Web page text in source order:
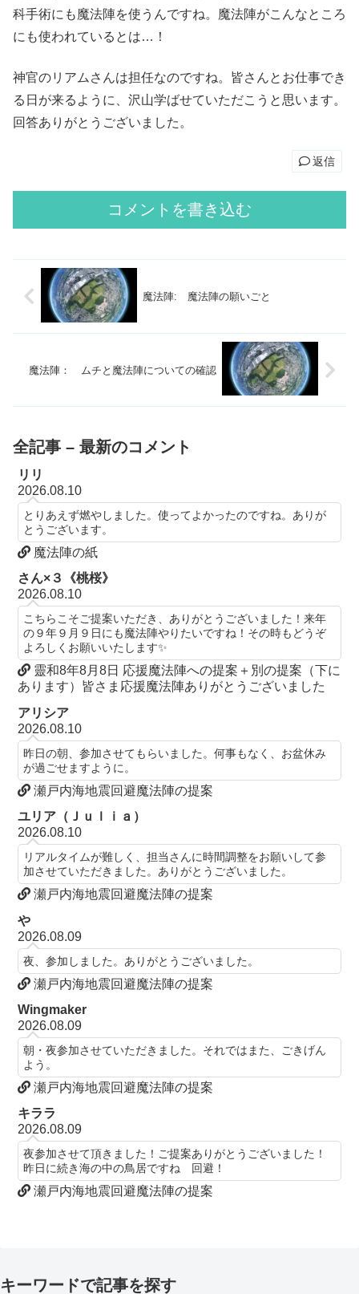
科手術にも魔法陣を使うんですね。魔法陣がこんなところ
にも使われているとは…！
神官のリアムさんは担任なのですね。皆さんとお仕事でき
る日が来るように、沢山学ばせていただこうと思います。
回答ありがとうございました。
返信
コメントを書き込む
魔法陣: 魔法陣の願いごと
魔法陣： ムチと魔法陣についての確認
全記事 – 最新のコメント
リリ
2026.08.10
とりあえず燃やしました。使ってよかったのですね。ありが
とうございます。
魔法陣の紙
さん×３《桃桜》
2026.08.10
こちらこそご提案いただき、ありがとうございました！来年
の９年９月９日にも魔法陣やりたいですね！その時もどうぞ
よろしくお願いいたします✨
靈和8年8月8日 応援魔法陣への提案＋別の提案（下に
あります）皆さま応援魔法陣ありがとうございました
アリシア
2026.08.10
昨日の朝、参加させてもらいました。何事もなく、お盆休み
が過ごせますように。
瀬戸内海地震回避魔法陣の提案
ユリア（Ｊｕｌｉａ）
2026.08.10
リアルタイムが難しく、担当さんに時間調整をお願いして参
加させていただきました。ありがとうございました。
瀬戸内海地震回避魔法陣の提案
や
2026.08.09
夜、参加しました。ありがとうございました。
瀬戸内海地震回避魔法陣の提案
Wingmaker
2026.08.09
朝・夜参加させていただきました。それではまた、ごきげん
よう。
瀬戸内海地震回避魔法陣の提案
キララ
2026.08.09
夜参加させて頂きました！ご提案ありがとうございました！
昨日に続き海の中の鳥居ですね 回避！
瀬戸内海地震回避魔法陣の提案
キーワードで記事を探す